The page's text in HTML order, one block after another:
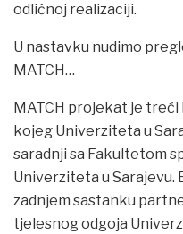
odličnoj realizaciji.
U nastavku nudimo
MATCH…
MATCH projekat je
kojeg Univerziteta u
saradnji sa Fakultetom
Univerziteta u Sarajevu.
zadnjem sastanku
tjelesnog odgoja